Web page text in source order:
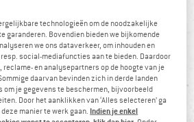
technologieën om de noodzakelijke
garanderen. Bovendien bieden we bijkomende
we ons dataverkeer, om inhouden en
social-mediafuncties aan te bieden. Daardoor
en analysepartners op de hoogte van je
daarvan bevinden zich in derde landen
om je gegevens te beschermen, bijvoorbeeld
Door het aanklikken van ‘Alles selecteren’ ga
manier te werk gaan. Indien je enkel